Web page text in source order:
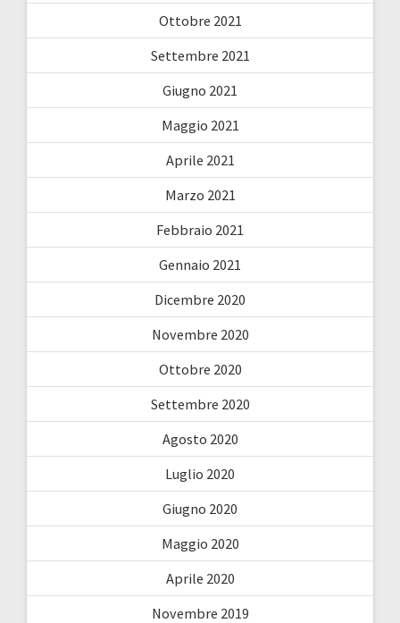
Ottobre 2021
Settembre 2021
Giugno 2021
Maggio 2021
Aprile 2021
Marzo 2021
Febbraio 2021
Gennaio 2021
Dicembre 2020
Novembre 2020
Ottobre 2020
Settembre 2020
Agosto 2020
Luglio 2020
Giugno 2020
Maggio 2020
Aprile 2020
Novembre 2019